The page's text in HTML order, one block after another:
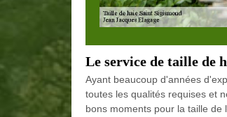
Le service de taille de
Ayant beaucoup d'années
toutes les qualités requises et
bons moments pour la taille